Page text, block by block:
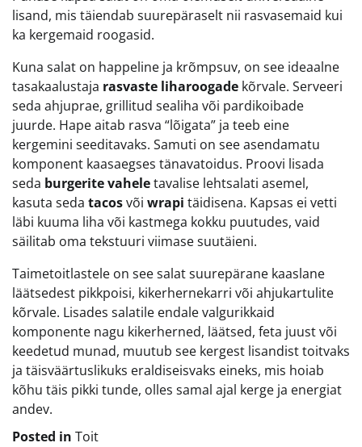
lisand, mis täiendab suurepäraselt nii rasvasemaid kui
ka kergemaid roogasid.
Kuna salat on happeline ja krõmpsuv, on see ideaalne
tasakaalustaja rasvaste liharoogade kõrvale. Serveeri
seda ahjuprae, grillitud sealiha või pardikoibade
juurde. Hape aitab rasva “lõigata” ja teeb eine
kergemini seeditavaks. Samuti on see asendamatu
komponent kaasaegses tänavatoidus. Proovi lisada
seda burgerite vaheletavalise lehtsalati asemel,
kasuta seda tacosvõi wrapi täidisena. Kapsas ei vetti
läbi kuuma liha või kastmega kokku puutudes, vaid
säilitab oma tekstuuri viimase suutäieni.
Taimetoitlastele on see salat suurepärane kaaslane
läätsedest pikkpoisi, kikerhernekarri või ahjukartulite
kõrvale. Lisades salatile endale valgurikkaid
komponente nagu kikerherned, läätsed, feta juust või
keedetud munad, muutub see kergest lisandist toitvaks
ja täisväärtuslikuks eraldiseisvaks eineks, mis hoiab
kõhu täis pikki tunde, olles samal ajal kerge ja energiat
andev.
Posted in Toit